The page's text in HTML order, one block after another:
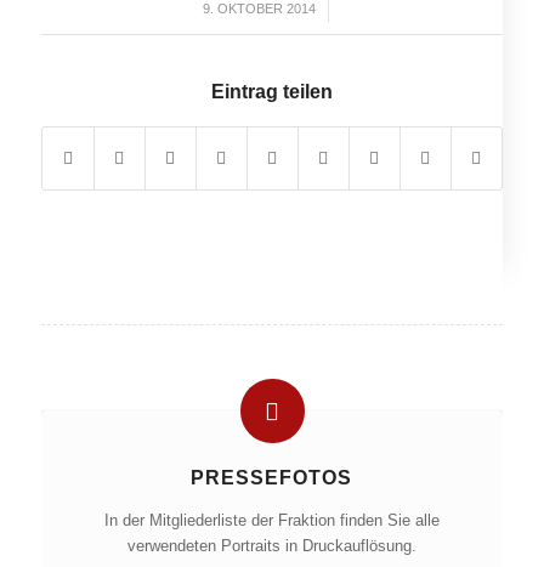
9. OKTOBER 2014
/
Eintrag teilen
PRESSEFOTOS
In der Mitgliederliste der Fraktion finden Sie alle
verwendeten Portraits in Druckauflösung.